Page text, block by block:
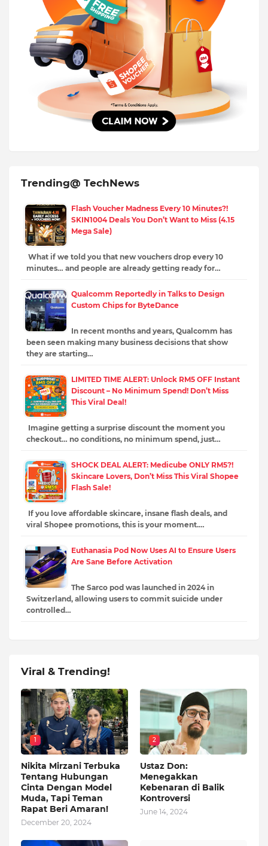
Trending@ TechNews
Flash Voucher Madness Every 10 Minutes?!
SKIN1004 Deals You Don’t Want to Miss (4.15
Mega Sale)
What if we told you that new vouchers drop every 10
minutes… and people are already getting ready for…
Qualcomm Reportedly in Talks to Design
Custom Chips for ByteDance
In recent months and years, Qualcomm has
been seen making many business decisions that show
they are starting…
LIMITED TIME ALERT: Unlock RM5 OFF Instant
Discount – No Minimum Spend! Don’t Miss
This Viral Deal!
Imagine getting a surprise discount the moment you
checkout… no conditions, no minimum spend, just…
SHOCK DEAL ALERT: Medicube ONLY RM5?!
Skincare Lovers, Don’t Miss This Viral Shopee
Flash Sale!
If you love affordable skincare, insane flash deals, and
viral Shopee promotions, this is your moment.…
Euthanasia Pod Now Uses AI to Ensure Users
Are Sane Before Activation
The Sarco pod was launched in 2024 in
Switzerland, allowing users to commit suicide under
controlled…
Viral & Trending!
1
Nikita Mirzani Terbuka
Tentang Hubungan
Cinta Dengan Model
Muda, Tapi Teman
Rapat Beri Amaran!
December 20, 2024
2
Ustaz Don:
Menegakkan
Kebenaran di Balik
Kontroversi
June 14, 2024